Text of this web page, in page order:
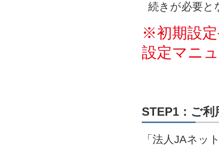
続きが必要と
※初期設
設定マニ
STEP1：ご利
「法人JAネッ